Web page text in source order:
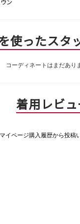
使ったスタ
コーディネートはまだあり
着用レビュ
イページ購入履歴から投稿